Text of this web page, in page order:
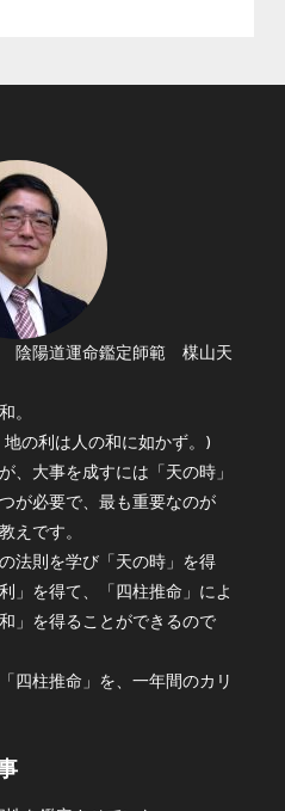
陰陽道運命鑑定師範 楳山天
。
の利は人の和に如かず。)
、大事を成すには「天の時」
が必要で、最も重要なのが
えです。
法則を学び「天の時」を得
」を得て、「四柱推命」によ
」を得ることができるので
四柱推命」を、一年間のカリ